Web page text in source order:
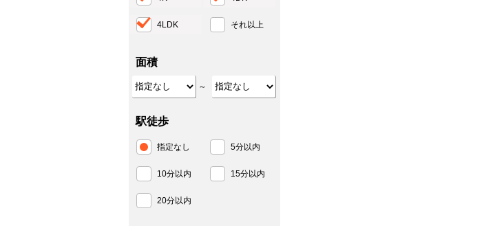
4LDK それ以上
面積
～
駅徒歩
指定なし 5分以内
10分以内 15分以内
20分以内